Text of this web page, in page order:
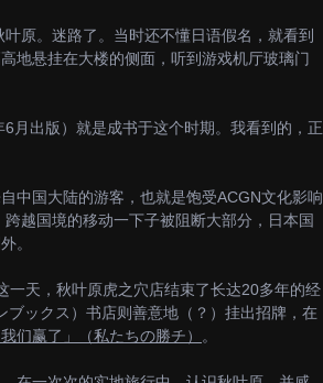
原。迷路了。当时还不懂日语假名，就看到
地悬挂在大楼的侧面，听到游戏机厅玻璃门
月出版）就是成书于这个时期。我看到的，正
中国大陆的游客，也就是饱受ACGN文化影响
越国境的移动一下子被阻断大部分，日本国
。
天，秋叶原虎之穴店结束了长达20多年的经
ックス）书店则善意地（？）挂出招牌，在
我们赢了」（私たちの勝チ） 。